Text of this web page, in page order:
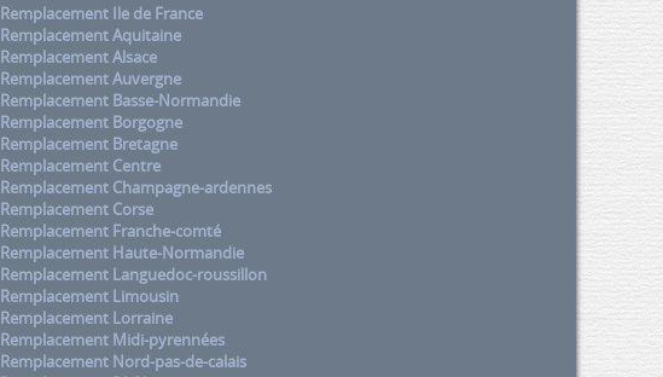
Remplacement Ile de France
Remplacement Aquitaine
Remplacement Alsace
Remplacement Auvergne
Remplacement Basse-Normandie
Remplacement Borgogne
Remplacement Bretagne
Remplacement Centre
Remplacement Champagne-ardennes
Remplacement Corse
Remplacement Franche-comté
Remplacement Haute-Normandie
Remplacement Languedoc-roussillon
Remplacement Limousin
Remplacement Lorraine
Remplacement Midi-pyrennées
Remplacement Nord-pas-de-calais